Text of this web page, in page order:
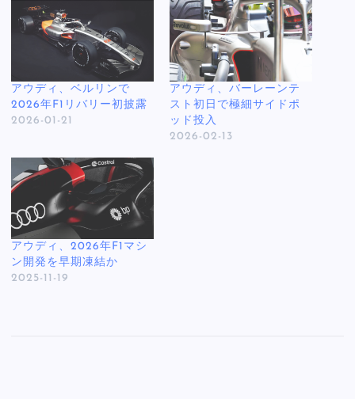
アウディ、ベルリンで
2026年F1リバリー初披露
2026-01-21
アウディ、バーレーンテ
スト初日で極細サイドポ
ッド投入
2026-02-13
アウディ、2026年F1マシ
ン開発を早期凍結か
2025-11-19